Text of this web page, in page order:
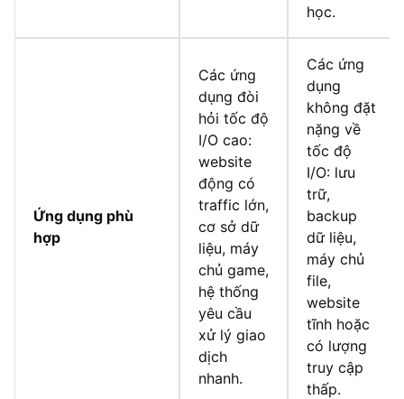
học.
Ứng dụng phù
hợp
Các ứng
dụng đòi
hỏi tốc độ
I/O cao:
website
động có
traffic lớn,
cơ sở dữ
liệu, máy
chủ game,
hệ thống
yêu cầu
xử lý giao
dịch
nhanh.
Các ứng
dụng
không đặt
nặng về
tốc độ
I/O: lưu
trữ,
backup
dữ liệu,
máy chủ
file,
website
tĩnh hoặc
có lượng
truy cập
thấp.